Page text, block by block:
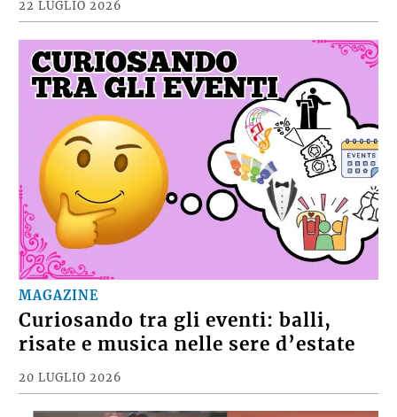
22 LUGLIO 2026
MAGAZINE
Curiosando tra gli eventi: balli,
risate e musica nelle sere d’estate
20 LUGLIO 2026